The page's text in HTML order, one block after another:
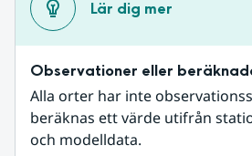
Lär dig mer
Observationer eller
Alla orter har inte
beräknas ett värde utifrån
och modelldata.